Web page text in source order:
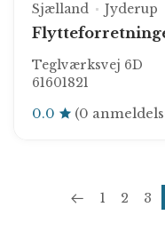
Sjælland Jyderup
Teglværksvej 6D
61601821
0.0 (0
1 2 3